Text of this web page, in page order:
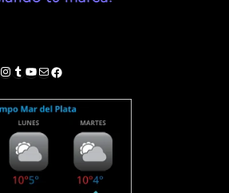
Instagram
Tumblr
YouTube
Correo electrónico
Facebook